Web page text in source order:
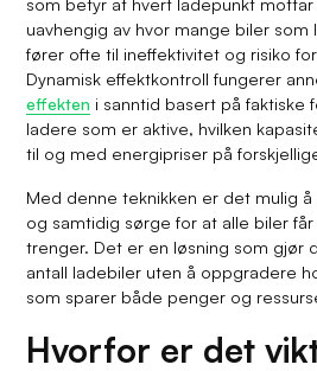
uavhengig av hvor mange biler
fører ofte til ineffektivitet og risiko
Dynamisk effektkontroll fungerer
effekten i sanntid basert på faktiske
ladere som er aktive, hvilken
til og med energipriser på
Med denne teknikken er det mulig
og samtidig sørge for at alle biler
trenger. Det er en løsning som gjør
antall ladebiler uten å oppgradere
som sparer både penger og
Hvorfor er det